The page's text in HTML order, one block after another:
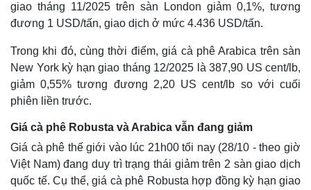
giao tháng 11/2025 trên sàn London giảm 0,1%, tương
đương 1 USD/tấn, giao dịch ở mức 4.436 USD/tấn.
Trong khi đó, cùng thời điểm, giá cà phê Arabica trên sàn
New York kỳ hạn giao tháng 12/2025 là 387,90 US cent/lb,
giảm 0,55% tương đương 2,20 US cent/lb so với cuối
phiên liền trước.
Giá cà phê Robusta và Arabica vẫn đang giảm
Giá cà phê thế giới vào lúc 21h00 tối nay (28/10 - theo giờ
Việt Nam) đang duy trì trạng thái giảm trên 2 sàn giao dịch
quốc tế. Cụ thể, giá cà phê Robusta hợp đồng kỳ hạn giao